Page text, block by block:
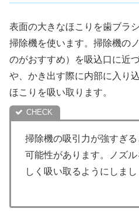
表面の大きなほこりを歯ブラ
掃除機を使います。掃除機の
のがおすすめ）を吸込口に近
や、かき出す際に内部に入り
ほこりを吸い取ります。
掃除機の吸引力が強すぎ
可能性があります。ノズ
しく吸い取るようにしまし